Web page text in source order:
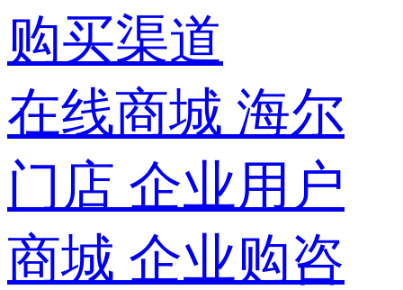
购买渠道
在线商城 海尔
门店 企业用户
商城 企业购咨